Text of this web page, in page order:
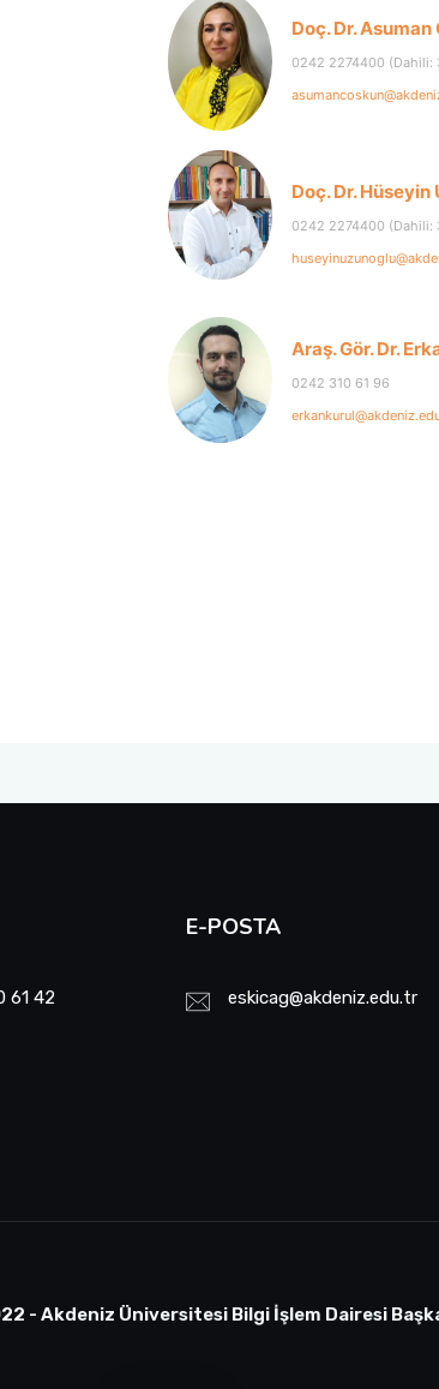
Doç. Dr. Asuman
0242 2274400 (Dahili:
Doç. Dr. Hüseyin
0242 2274400 (Dahili:
Araş. Gör. Dr.
0242 310 61 96
61 42
E-POSTA
eskicag@akdeniz.edu.tr
- Akdeniz Üniversitesi Bilgi İşlem Dairesi